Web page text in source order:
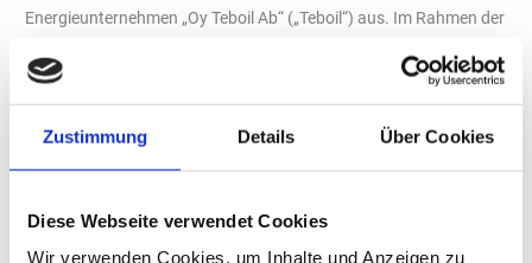
Zustimmung Details Über Cookies
Diese Webseite verwendet Cookies
Wir verwenden Cookies, um Inhalte und Anzeigen zu
Energieunternehmen „Oy Teboil Ab“ („Teboil“) aus. Im Rahmen der
in das UTA-Netz aufgenommen. Im ersten Schritt stehen UTA
Kunden rund 200 Lkw-kompatible Tankstellen zur Verfügung.
Weitere 230 Stationen, darunter Tankstellen für Pkw, kommen in
den nächsten Monaten hinzu.
Finnland durch die Partnerschaft mit „Teboil“ auf rund 1.000